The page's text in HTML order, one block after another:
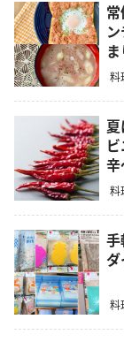
ま
料
料
料